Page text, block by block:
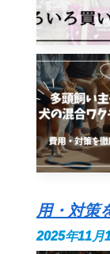
用・対策
2025年11月